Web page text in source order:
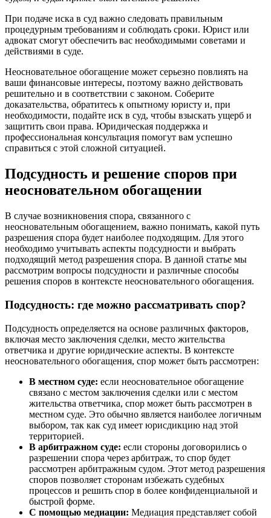
При подаче иска в суд важно следовать правильным
процедурным требованиям и соблюдать сроки. Юрист или
адвокат смогут обеспечить вас необходимыми советами и
действиями в суде.
Неосновательное обогащение может серьезно повлиять на
ваши финансовые интересы, поэтому важно действовать
решительно и в соответствии с законом. Соберите
доказательства, обратитесь к опытному юристу и, при
необходимости, подайте иск в суд, чтобы взыскать ущерб и
защитить свои права. Юридическая поддержка и
профессиональная консультация помогут вам успешно
справиться с этой сложной ситуацией.
Подсудность и решение споров при
неосновательном обогащении
В случае возникновения спора, связанного с
неосновательным обогащением, важно понимать, какой путь
разрешения спора будет наиболее подходящим. Для этого
необходимо учитывать аспекты подсудности и выбрать
подходящий метод разрешения спора. В данной статье мы
рассмотрим вопросы подсудности и различные способы
решения споров в контексте неосновательного обогащения.
Подсудность: где можно рассматривать спор?
Подсудность определяется на основе различных факторов,
включая место заключения сделки, место жительства
ответчика и другие юридические аспекты. В контексте
неосновательного обогащения, спор может быть рассмотрен:
В местном суде: если неосновательное обогащение
связано с местом заключения сделки или с местом
жительства ответчика, спор может быть рассмотрен в
местном суде. Это обычно является наиболее логичным
выбором, так как суд имеет юрисдикцию над этой
территорией.
В арбитражном суде: если стороны договорились о
разрешении спора через арбитраж, то спор будет
рассмотрен арбитражным судом. Этот метод разрешения
споров позволяет сторонам избежать судебных
процессов и решить спор в более конфиденциальной и
быстрой форме.
С помощью медиации: Медиация представляет собой